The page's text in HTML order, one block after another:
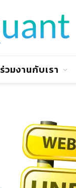
ร่วมงานกับเรา